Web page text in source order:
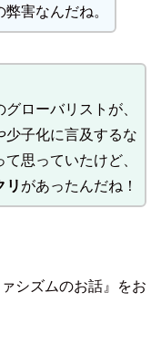
害なんだね。
ローバリストが、
少子化に言及するな
思っていたけど、
リ があったんだね！
シズムのお話』をお